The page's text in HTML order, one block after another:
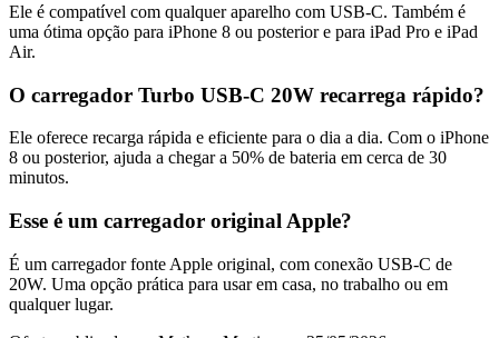
Ele é compatível com qualquer aparelho com USB-C. Também é
uma ótima opção para iPhone 8 ou posterior e para iPad Pro e iPad
Air.
O carregador Turbo USB-C 20W recarrega rápido?
Ele oferece recarga rápida e eficiente para o dia a dia. Com o iPhone
8 ou posterior, ajuda a chegar a 50% de bateria em cerca de 30
minutos.
Esse é um carregador original Apple?
É um carregador fonte Apple original, com conexão USB-C de
20W. Uma opção prática para usar em casa, no trabalho ou em
qualquer lugar.